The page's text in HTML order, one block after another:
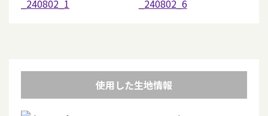
使用した生地情報